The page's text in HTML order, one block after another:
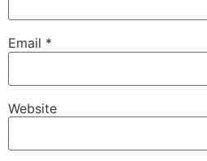
Email *
Website